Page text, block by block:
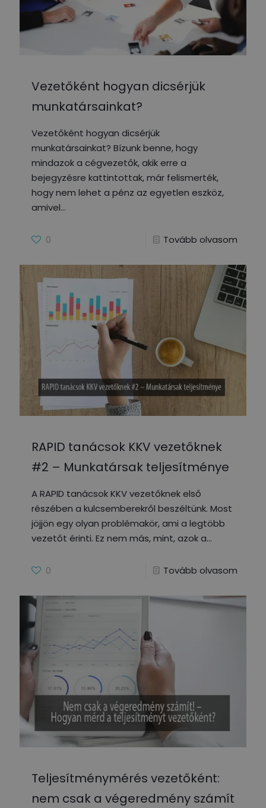
Vezetőként hogyan dicsérjük
munkatársainkat?
Vezetőként hogyan dicsérjük
munkatársainkat? Bízunk benne, hogy
mindazok a cégvezetők, akik erre a
bejegyzésre kattintottak, már felismerték,
hogy nem lehet a pénz az egyetlen eszköz,
amivel
0 Tovább olvasom
RAPID tanácsok KKV vezetőknek
#2 – Munkatársak teljesítménye
A RAPID tanácsok KKV vezetőknek első
részében a kulcsemberekről beszéltünk. Most
jöjjön egy olyan problémakör, ami a legtöbb
vezetőt érinti. Ez nem más, mint, azok a
0 Tovább olvasom
Teljesítménymérés vezetőként:
nem csak a végeredmény számít